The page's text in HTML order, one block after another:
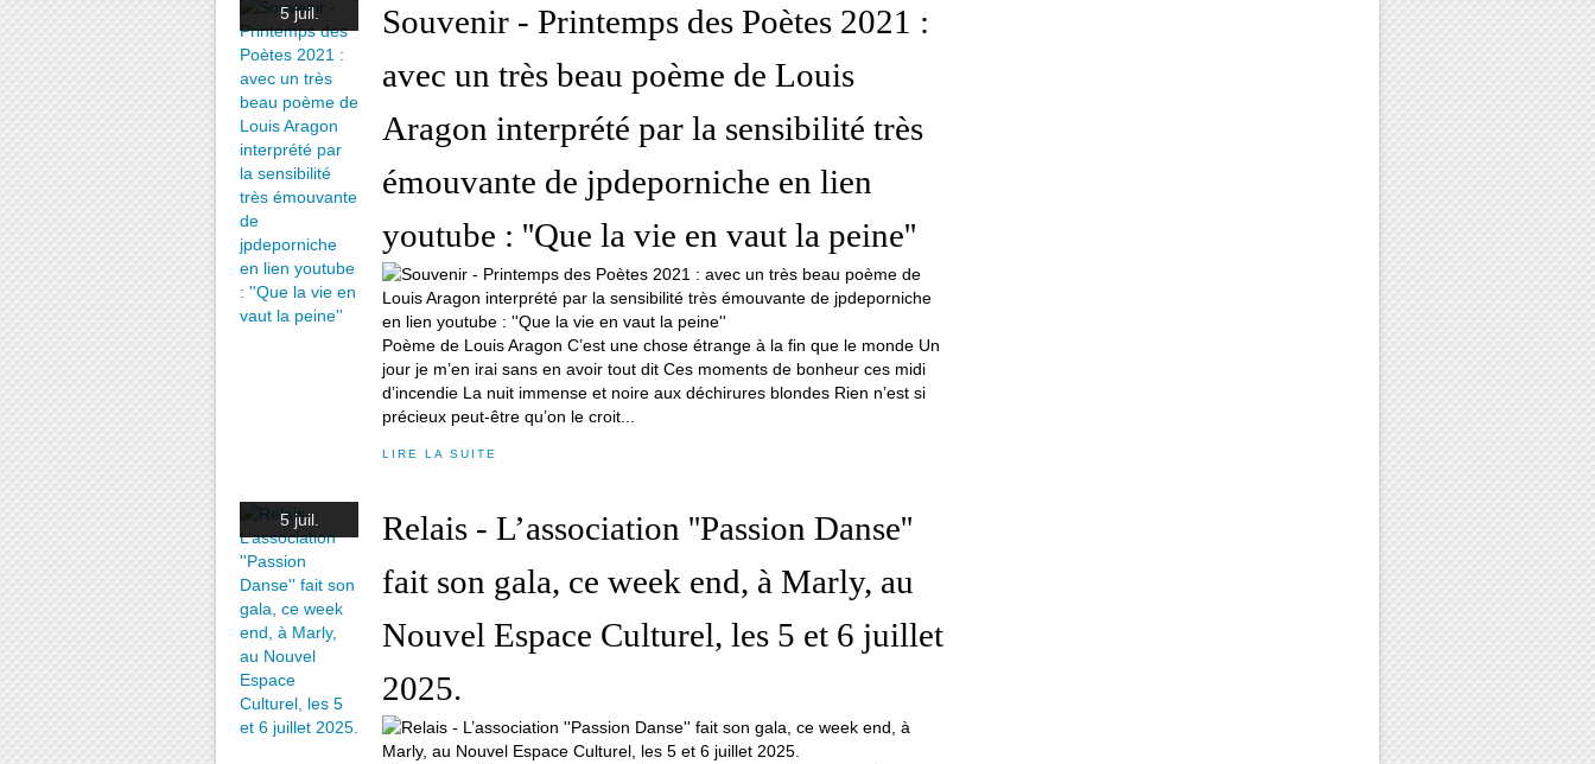
5 juil.
Souvenir - Printemps des Poètes 2021 :
avec un très beau poème de Louis
Aragon interprété par la sensibilité très
émouvante de jpdeporniche en lien
youtube : ''Que la vie en vaut la peine''
Poème de Louis Aragon C’est une chose étrange à la fin que le monde Un
jour je m’en irai sans en avoir tout dit Ces moments de bonheur ces midi
d’incendie La nuit immense et noire aux déchirures blondes Rien n’est si
précieux peut-être qu’on le croit...
LIRE LA SUITE
5 juil.
Relais - L’association ''Passion Danse''
fait son gala, ce week end, à Marly, au
Nouvel Espace Culturel, les 5 et 6 juillet
2025.